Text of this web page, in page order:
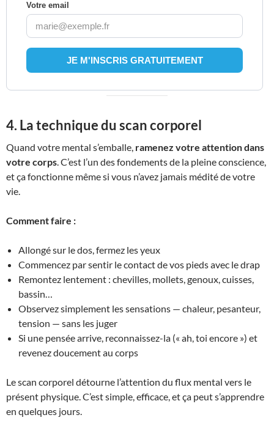
Votre email
4. La technique du scan corporel
Quand votre mental s’emballe, ramenez votre attention dans
votre corps. C’est l’un des fondements de la pleine conscience,
et ça fonctionne même si vous n’avez jamais médité de votre
vie.
Comment faire :
Allongé sur le dos, fermez les yeux
Commencez par sentir le contact de vos pieds avec le drap
Remontez lentement : chevilles, mollets, genoux, cuisses,
bassin…
Observez simplement les sensations — chaleur, pesanteur,
tension — sans les juger
Si une pensée arrive, reconnaissez-la (« ah, toi encore ») et
revenez doucement au corps
Le scan corporel détourne l’attention du flux mental vers le
présent physique. C’est simple, efficace, et ça peut s’apprendre
en quelques jours.